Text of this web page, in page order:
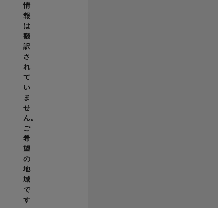
情
報
は
翻
訳
さ
れ
て
い
ま
せ
ん。
ご
希
望
の
地
域
で
す